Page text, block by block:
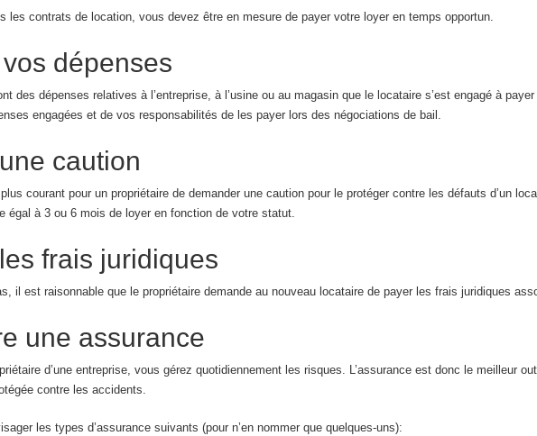
les contrats de location, vous devez être en mesure de payer votre loyer en temps opportun.
dépenses
des dépenses relatives à l’entreprise, à l’usine ou au magasin que le locataire s’est engagé à
engagées et de vos responsabilités de les payer lors des négociations de bail.
caution
plus courant pour un propriétaire de demander une caution pour le protéger contre les défauts d’un
égal à 3 ou 6 mois de loyer en fonction de votre statut.
frais juridiques
il est raisonnable que le propriétaire demande au nouveau locataire de payer les frais juridiques
une assurance
d’une entreprise, vous gérez quotidiennement les risques. L’assurance est donc le meilleur
contre les accidents.
les types d’assurance suivants (pour n’en nommer que quelques-uns):